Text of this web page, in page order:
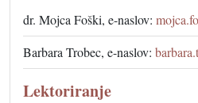
dr. Mojca Foški, e-naslov:
Barbara Trobec, e-naslov:
Lektoriranje